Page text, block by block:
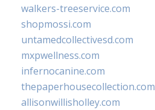
walkers-treeservice.com
shopmossi.com
untamedcollectivesd.com
mxpwellness.com
infernocanine.com
thepaperhousecollection.com
allisonwillisholley.com